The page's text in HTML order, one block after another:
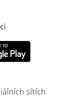
okně
sítích